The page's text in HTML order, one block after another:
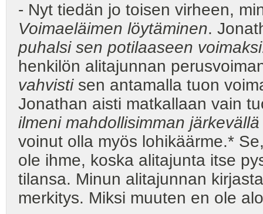
- Nyt tiedän jo toisen virheen,
Voimaeläimen löytäminen.
puhalsi sen potilaaseen
henkilön alitajunnan
vahvistisen antamalla tuon
Jonathan aisti matkallaan vain
ilmeni mahdollisimman
voinut olla myös lohikäärme.*
ole ihme, koska alitajunta itse
tilansa. Minun alitajunnan
merkitys. Miksi muuten en ole